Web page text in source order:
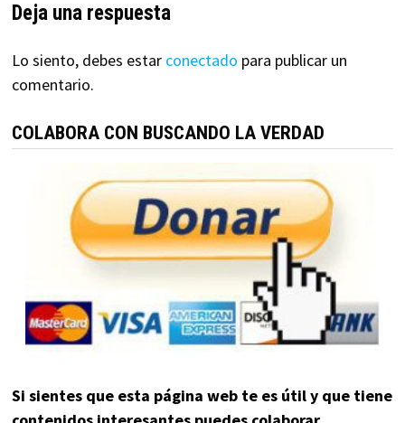
Deja una respuesta
Lo siento, debes estar conectado para publicar un
comentario.
COLABORA CON BUSCANDO LA VERDAD
Si sientes que esta página web te es útil y que tiene